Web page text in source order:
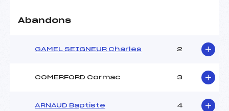
Abandons
GAMEL SEIGNEUR Charles 2
COMERFORD Cormac 3
ARNAUD Baptiste 4